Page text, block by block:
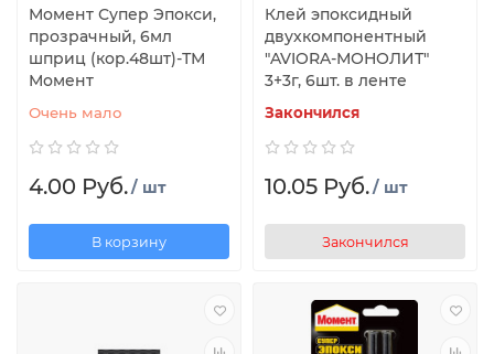
Момент Супер Эпокси,
прозрачный, 6мл
шприц (кор.48шт)-ТМ
Момент
Очень мало
4.00 Руб./ шт
В корзину
Клей эпоксидный
двухкомпонентный
"AVIORA-МОНОЛИТ"
3+3г, 6шт. в ленте
Закончился
10.05 Руб./ шт
Закончился